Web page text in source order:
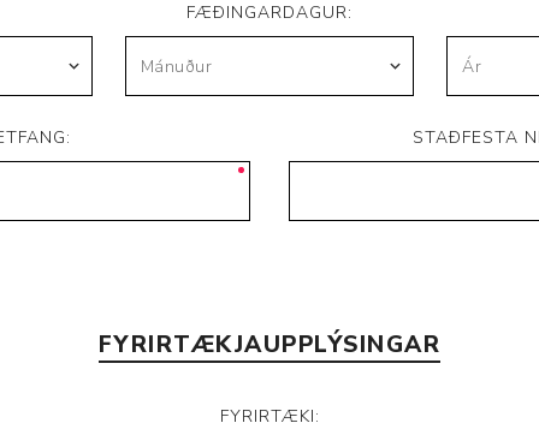
FÆÐINGARDAGUR:
STAÐFESTA
FYRIRTÆKJAUPPLÝSINGAR
FYRIRTÆKI: